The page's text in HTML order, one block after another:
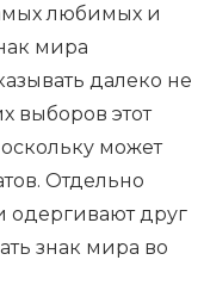
любимых и
мира
далеко не
выборов этот
может
Отдельно
одергивают друг
знак мира во